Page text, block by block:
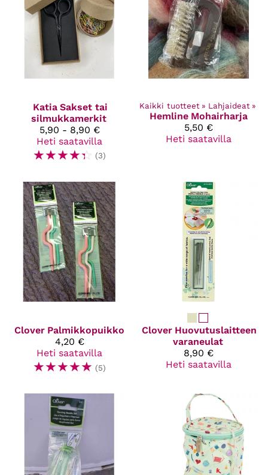
Katia Sakset tai
silmukkamerkit
5,90 - 8,90 €
Heti saatavilla
☆☆☆☆☆ (3)
Kaikki tuotteet ‪» Lahjaideat ‪»
Hemline Mohairharja
5,50 €
Heti saatavilla
Clover Palmikkopuikko
4,20 €
Heti saatavilla
☆☆☆☆☆ (5)
Clover Huovutuslaitteen
varaneulat
8,90 €
Heti saatavilla